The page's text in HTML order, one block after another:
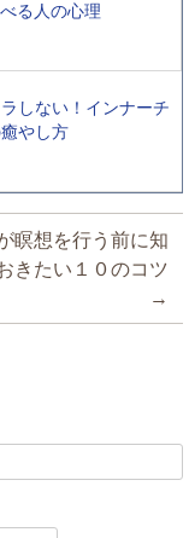
る人の心理
しない！インナーチ
やし方
瞑想を行う前に知
きたい１０のコツ
→